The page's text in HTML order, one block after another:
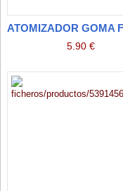
5.90 €